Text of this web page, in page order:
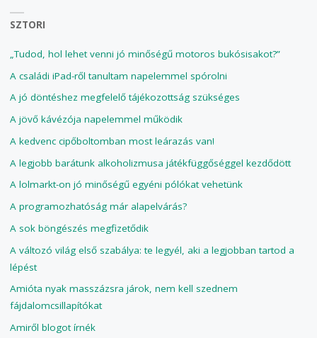
SZTORI
„Tudod, hol lehet venni jó minőségű motoros bukósisakot?”
A családi iPad-ről tanultam napelemmel spórolni
A jó döntéshez megfelelő tájékozottság szükséges
A jövő kávézója napelemmel működik
A kedvenc cipőboltomban most leárazás van!
A legjobb barátunk alkoholizmusa játékfüggőséggel kezdődött
A lolmarkt-on jó minőségű egyéni pólókat vehetünk
A programozhatóság már alapelvárás?
A sok böngészés megfizetődik
A változó világ első szabálya: te legyél, aki a legjobban tartod a
lépést
Amióta nyak masszázsra járok, nem kell szednem
fájdalomcsillapítókat
Amiről blogot írnék